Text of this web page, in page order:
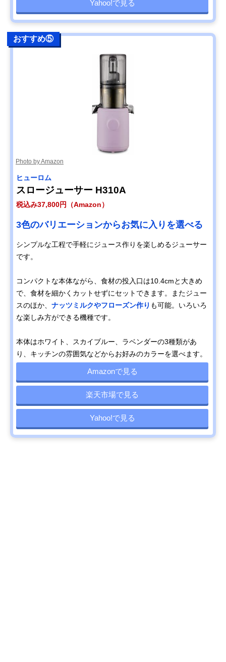
Yahoo!で見る
おすすめ⑤
Photo by Amazon
ヒューロム
スロージューサー H310A
税込み37,800円（Amazon）
3色のバリエーションからお気に入りを選べる
シンプルな工程で手軽にジュース作りを楽しめるジューサー
です。
コンパクトな本体ながら、食材の投入口は10.4cmと大きめ
で、食材を細かくカットせずにセットできます。またジュー
スのほか、 ナッツミルクやフローズン作り も可能。いろいろ
な楽しみ方ができる機種です。
本体はホワイト、スカイブルー、ラベンダーの3種類があ
り、キッチンの雰囲気などからお好みのカラーを選べます。
Amazonで見る
楽天市場で見る
Yahoo!で見る